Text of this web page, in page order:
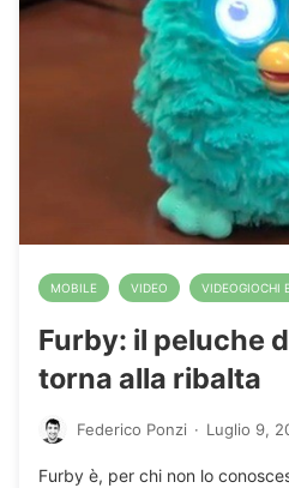
MOBILE VIDEO VIDEOGIOCHI
Furby: il peluche
torna alla ribalta
Federico Ponzi · Luglio 9,
Furby è, per chi non lo